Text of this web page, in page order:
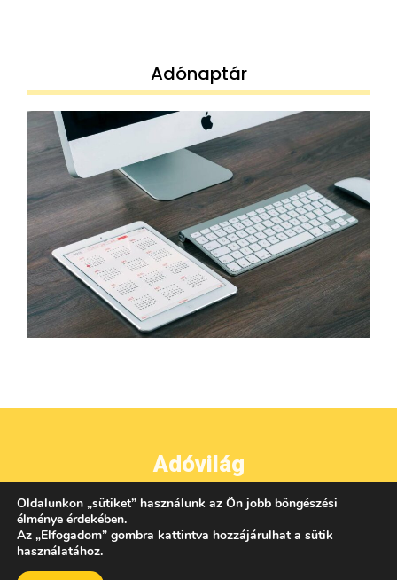
Adónaptár
Adóvilág
IMPRESSZUM● ADATVÉDELEM ● ÁSZF●KAPCSOLAT
Oldalunkon „sütiket” használunk az Ön jobb böngészési
élménye érdekében.
Az „Elfogadom” gombra kattintva hozzájárulhat a sütik
használatához.